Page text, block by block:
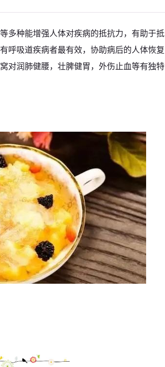
多种能增强人体对疾病的抵抗力，有助于抵
呼吸道疾病者最有效，协助病后的人体恢复
对润肺健腰，壮脾健胃，外伤止血等有独特